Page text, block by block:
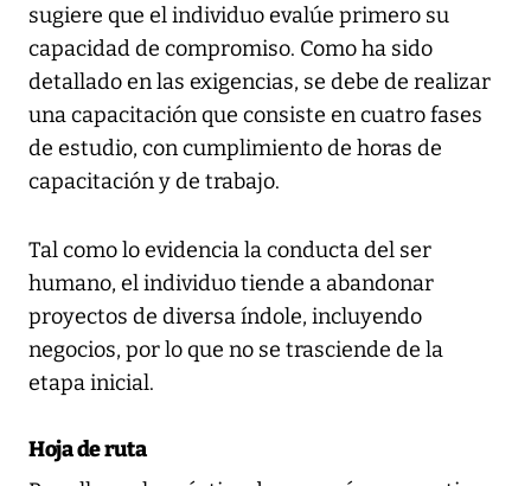
sugiere que el individuo evalúe primero su
capacidad de compromiso. Como ha sido
detallado en las exigencias, se debe de realizar
una capacitación que consiste en cuatro fases
de estudio, con cumplimiento de horas de
capacitación y de trabajo.
Tal como lo evidencia la conducta del ser
humano, el individuo tiende a abandonar
proyectos de diversa índole, incluyendo
negocios, por lo que no se trasciende de la
etapa inicial.
Hoja de ruta